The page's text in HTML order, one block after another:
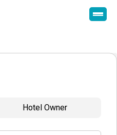
Hotel Owner